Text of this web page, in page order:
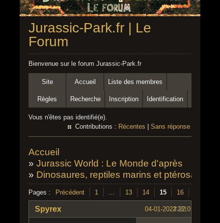
Jurassic-Park.fr | Le
Forum
Bienvenue sur le forum Jurassic-Park.fr
Site Accueil Liste des membres
Règles Recherche Inscription Identification
Vous n'êtes pas identifié(e).
Contributions : Récentes Sans réponse
Accueil
» Jurassic World : Le Monde d'après
» Dinosaures, reptiles marins et ptérosaures
Pages : Précédent 1 … 13 14 15 16
#281
04-01-2022 22:01:10
Spyrex